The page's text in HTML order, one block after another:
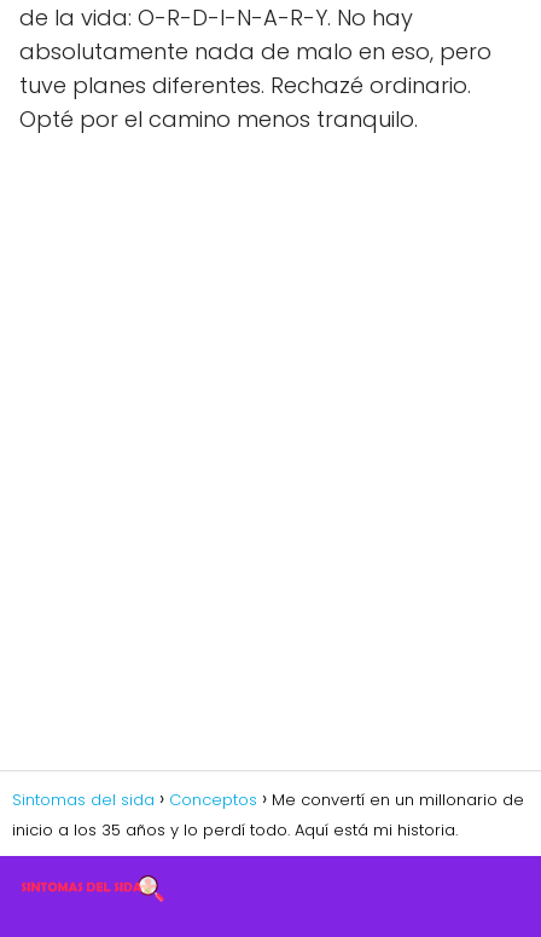
de la vida: O-R-D-I-N-A-R-Y. No hay
absolutamente nada de malo en eso, pero
tuve planes diferentes. Rechazé ordinario.
Opté por el camino menos tranquilo.
Sintomas del sida Conceptos
Me convertí en un millonario de
inicio a los 35 años y lo perdí todo. Aquí está mi historia.